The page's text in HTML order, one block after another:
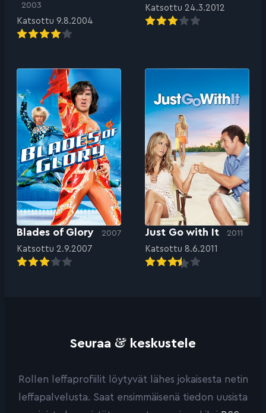
2003
Katsottu 9.8.2004
Katsottu 24.3.2012
Blades of Glory 2007
Katsottu 2.9.2007
Just Go with It 2011
Katsottu 8.6.2011
Seuraa & keskustele
Rollen leffaprofiilit löytyvät lähes jokaisesta netin
leffapalvelusta. Saat ensimmäisenä tiedon uusista